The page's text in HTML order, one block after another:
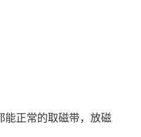
能正常的取磁带，放磁